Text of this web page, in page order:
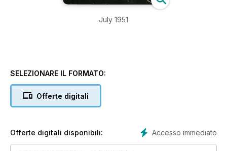
July 1951
SELEZIONARE IL FORMATO:
Offerte digitali
Accesso immediato
Offerte digitali disponibili: